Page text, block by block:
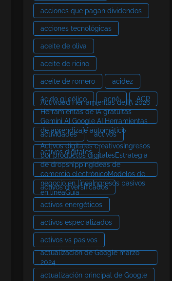
acciones que pagan dividendos
acciones tecnológicas
aceite de oliva
aceite de ricino
aceite de romero acidez
ácido glicólico acné ACP
Actividad Herramientas de IA 2026
Herramientas de IA gratuitas
Gemini AI Google AI Herramientas
de aprendizaje automático
actividades activos
activos digitales
Activos digitales creativosIngresos
por productos digitalesEstrategia
de dropshippingIdeas de
comercio electrónicoModelos de
negocio en líneaIngresos pasivos
en líneaGuía
activos diversificados
activos energéticos
activos especializados
activos vs pasivos
actualización de Google marzo
2024
actualización principal de Google